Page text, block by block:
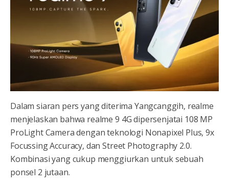
Dalam siaran pers yang diterima Yangcanggih, realme
menjelaskan bahwa realme 9 4G dipersenjatai 108 MP
ProLight Camera dengan teknologi Nonapixel Plus, 9x
Focussing Accuracy, dan Street Photography 2.0.
Kombinasi yang cukup menggiurkan untuk sebuah
ponsel 2 jutaan.